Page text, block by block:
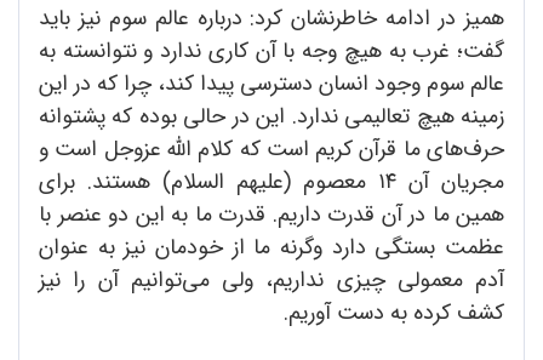
همیز در ادامه خاطرنشان کرد: درباره عالم سوم نیز باید
گفت؛ غرب به هیچ وجه با آن کاری ندارد و نتوانسته به
عالم سوم وجود انسان دسترسی پیدا کند، چرا که در این
زمینه هیچ تعالیمی ندارد. این در حالی بوده که پشتوانه
حرف‌های ما قرآن کریم است که کلام الله عزوجل است و
مجریان آن ۱۴ معصوم (علیهم‌ السلام) هستند. برای
همین ما در آن قدرت داریم. قدرت ما به این دو عنصر با
عظمت بستگی دارد وگرنه ما از خودمان نیز به عنوان
آدم معمولی چیزی نداریم، ولی می‌توانیم آن را نیز
کشف کرده به دست آوریم.